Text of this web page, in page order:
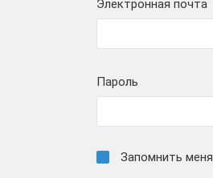
Электронная почта
Пароль
Запомнить меня